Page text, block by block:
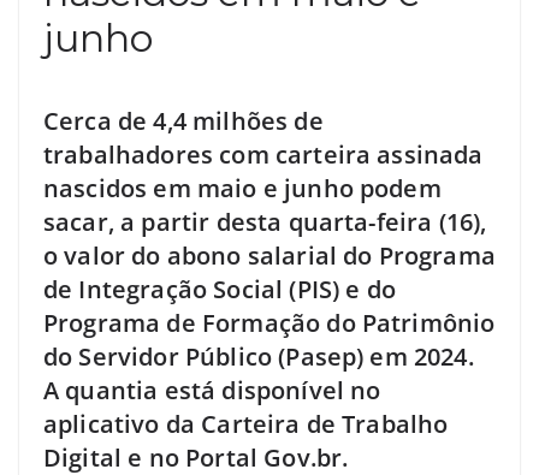
junho
Cerca de 4,4 milhões de
trabalhadores com carteira assinada
nascidos em maio e junho podem
sacar, a partir desta quarta-feira (16),
o valor do abono salarial do Programa
de Integração Social (PIS) e do
Programa de Formação do Patrimônio
do Servidor Público (Pasep) em 2024.
A quantia está disponível no
aplicativo da Carteira de Trabalho
Digital e no Portal Gov.br.